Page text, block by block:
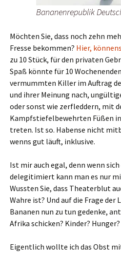
Bananenrepublik
Möchten Sie, dass noch zehn
Fresse bekommen? Hier,
zu 10 Stück, für den privaten
Spaß könnte für 10
vermummten Killer im Auftrag
und ihrer Meinung nach,
oder sonst wie zerfleddern, mit
Kampfstiefelbewehrten Füßen
treten. Ist so. Habense nicht
wenns gut läuft, inklusive.
Ist mir auch egal, denn wenn
delegitimiert kann man es nur
Wussten Sie, dass Theaterblut
Wahre ist? Und auf die Frage der
Bananen nun zu tun gedenke,
Afrika schicken? Kinder? Hunger?
Eigentlich wollte ich das Obst